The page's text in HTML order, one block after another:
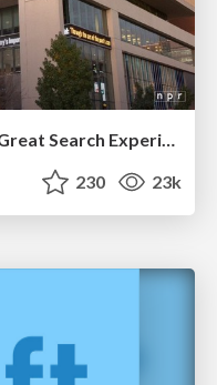
"I'm Feeling Lucky" - Building Great Search Experiences for Today's Users (#IAC19)
230 23k